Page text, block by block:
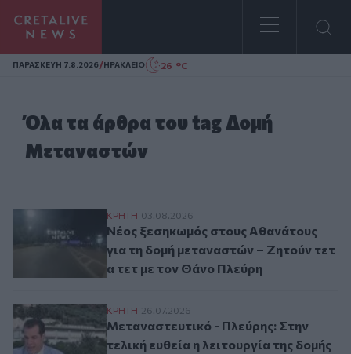
Homepage
ΠΑΡΑΣΚΕΥΗ 7.8.2026/ΗΡΑΚΛΕΙΟ 26 °C
Όλα τα άρθρα του tag Δομή
Μεταναστών
Νέος ξεσηκωμός στους Αθανάτους για
ΚΡΗΤΗ 03.08.2026
Νέος ξεσηκωμός στους Αθανάτους
για τη δομή μεταναστών – Ζητούν τετ
α τετ με τον Θάνο Πλεύρη
Μεταναστευτικό - Πλεύρης: Στην τελική
ΚΡΗΤΗ 26.07.2026
Μεταναστευτικό - Πλεύρης: Στην
τελική ευθεία η λειτουργία της δομής